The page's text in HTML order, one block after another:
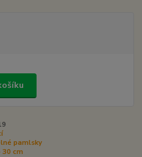
pamlsky
30 cm